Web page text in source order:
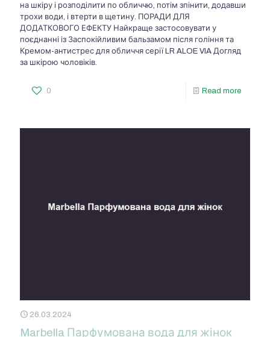
на шкіру і розподілити по обличчю, потім зпінити, додавши
трохи води, і втерти в щетину. ПОРАДИ ДЛЯ
ДОДАТКОВОГО ЕФЕКТУ Найкраще застосовувати у
поєднанні із Заспокійливим бальзамом після гоління та
Кремом-антистрес для обличчя серії LR ALOE VIA Догляд
за шкірою чоловіків.
0 Read more
26.03.2024
Marbella Парфумована вода для жінок